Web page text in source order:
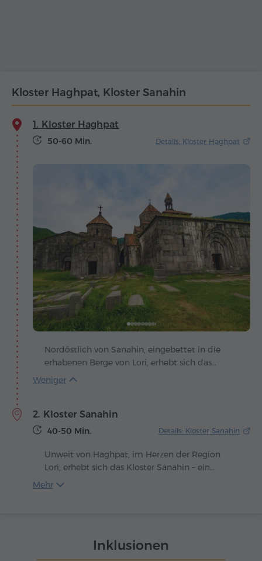
Kloster Haghpat, Kloster Sanahin
1. Kloster Haghpat
50-60 Min. Details: Kloster Haghpat
Nordöstlich von Sanahin, eingebettet in die
erhabenen Berge von Lori, erhebt sich das
Kloster Haghpat – ein Bauwerk, in dem Stein
zur Sprache der Jahrhunderte wird. Gegründet
Bagratiden, entstand es in einer Epoche, in der
Armenien kulturell und geistig erblühte. Die
Spuren dieser Blütezeit und wachen stumm
über das Vergangene.
2. Kloster Sanahin
40-50 Min. Details: Kloster Sanahin
Unweit von Haghpat, im Herzen der Region
Lori, erhebt sich das Kloster Sanahin – ein
wahres Wunderwerk der mittelalterlichen
als auch als Bildungszentrum gedacht.
Mehr
Inklusionen